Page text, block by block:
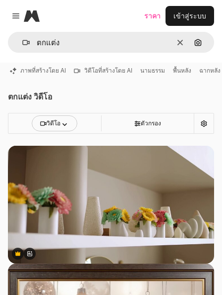
Close menu
Magnific
ชัดเจนค้นหา
ราคา เข้าสู่ระบบ
ภาพที่สร้างโดย AI วิดีโอที่สร้างโดย AI นามธรรม พื้นหลัง ฉากหลัง
ตกแต่ง วิดีโอ
วิดีโอ ตัวกรอง
Premium
Premium
สร้างขึ้นโดย AI